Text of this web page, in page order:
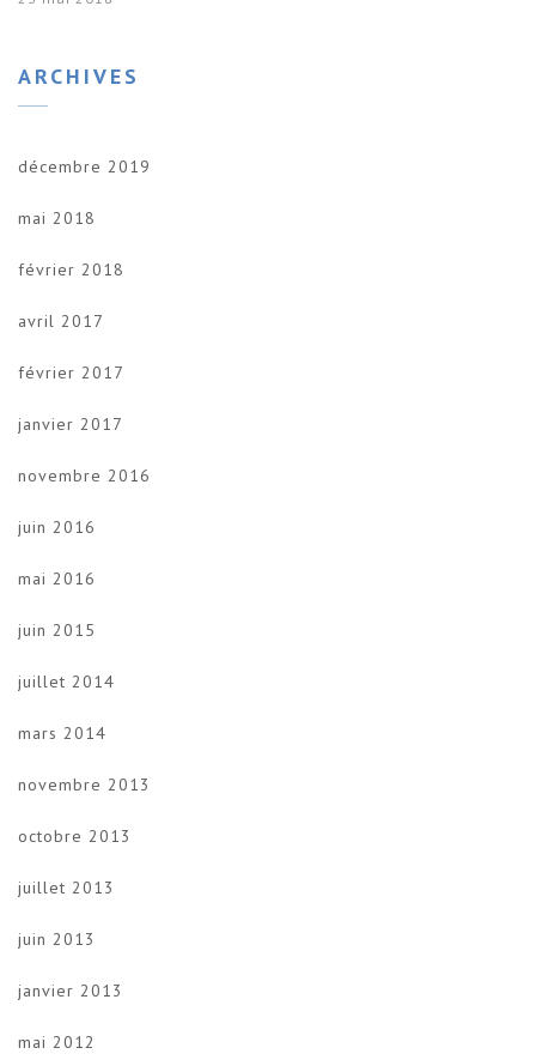
ARCHIVES
décembre 2019
mai 2018
février 2018
avril 2017
février 2017
janvier 2017
novembre 2016
juin 2016
mai 2016
juin 2015
juillet 2014
mars 2014
novembre 2013
octobre 2013
juillet 2013
juin 2013
janvier 2013
mai 2012